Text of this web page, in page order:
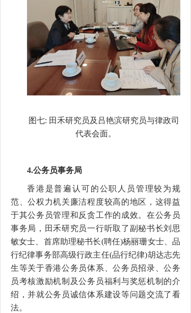
图七: 田禾研究员及吕艳滨研究员与律政司
代表会面。
4.公务员事务局
香港是普遍认可的公职人员管理较为规
范、公权力机关廉洁程度较高的地区，这得益
于其公务员管理和反贪工作的成效。在公务员
事务局，田禾研究员一行听取了副秘书长刘思
敏女士、首席助理秘书长(聘任)杨丽珊女士、品
行纪律事务部高级行政主任(品行纪律)胡达志先
生等关于香港公务员体系、公务员招录、公务
员考核激励机制及公务员福利与奖惩机制的介
绍，并就公务员诚信体系建设等问题交流了看
法。